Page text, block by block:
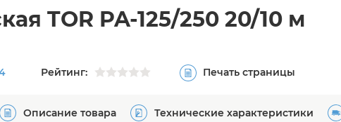
TOR PA-125/250 20/10 м
Рейтинг: Печать страницы
Описание товара Технические характеристики